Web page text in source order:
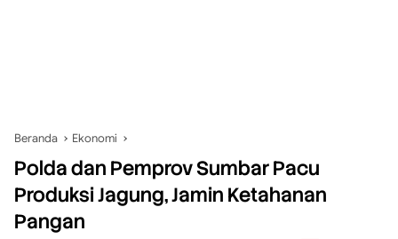
Beranda Ekonomi
Polda dan Pemprov Sumbar Pacu
Produksi Jagung, Jamin Ketahanan
Pangan